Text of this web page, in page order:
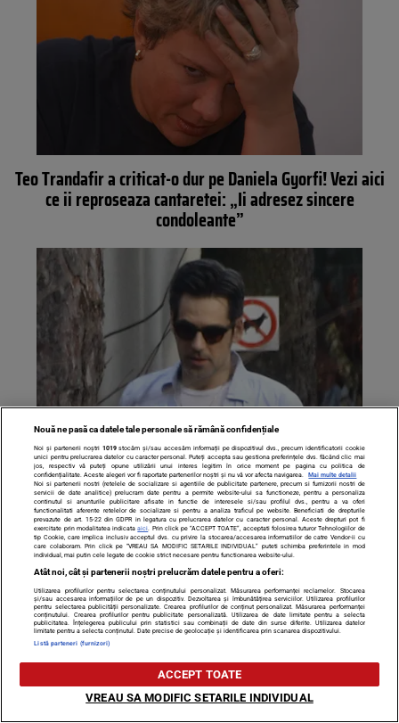
Teo Trandafir a criticat-o dur pe Daniela Gyorfi! Vezi aici
ce ii reproseaza cantaretei: „Ii adresez sincere
condoleante”
Declaraţii cutremurătoare despre Ştefan Bănică Jr: „I-am
cerut bani pentru un parastas, dar a zis că morţii nu
mănâncă. Nu a dat”
Nouă ne pasă ca datele tale personale să rămână confidențiale
Noi și partenerii noștri 1019stocăm și/sau accesăm informații pe dispozitivul dvs., precum identificatorii cookie
unici pentru prelucrarea datelor cu caracter personal. Puteți accepta sau gestiona preferințele dvs. făcând clic mai
jos, respectiv vă puteți opune utilizării unui interes legitim în orice moment pe pagina cu politica de
confidențialitate. Aceste alegeri vor fi raportate partenerilor noștri și nu vă vor afecta navigarea.
Mai multe detalii
Noi si partenerii nostri (retelele de socializare si agentiile de publicitate partenere, precum si furnizorii nostri de
servicii de date analitice) prelucram date pentru a permite website-ului sa functioneze, pentru a personaliza
continutul si anunturile publicitare afisate in functie de interesele si/sau profilul dvs., pentru a va oferi
functionalitati aferente retelelor de socializare si pentru a analiza traficul pe website. Beneficiati de drepturile
prevazute de art. 15-22 din GDPR in legatura cu prelucrarea datelor cu caracter personal. Aceste drepturi pot fi
exercitate prin modalitatea indicataaici . Prin click pe “ACCEPT TOATE”, acceptati folosirea tuturor Tehnologiilor de
tip Cookie, care implica inclusiv acceptul dvs. cu privire la stocarea/accesarea informatiilor de catre Vendor-ii cu
care colaboram. Prin click pe “VREAU SA MODIFIC SETARILE INDIVIDUAL” puteti schimba preferintele in mod
individual, mai putin cele legate de cookie strict necesare pentru functionarea website-ului.
Atât noi, cât și partenerii noștri prelucrăm datele pentru a oferi:
Utilizarea profilurilor pentru selectarea conținutului personalizat. Măsurarea performanței reclamelor. Stocarea
și/sau accesarea informațiilor de pe un dispozitiv. Dezvoltarea și îmbunătățirea serviciilor. Utilizarea profilurilor
pentru selectarea publicității personalizate. Crearea profilurilor de conținut personalizat. Măsurarea performanței
conținutului. Crearea profilurilor pentru publicitate personalizată. Utilizarea de date limitate pentru a selecta
publicitatea. Înțelegerea publicului prin statistici sau combinații de date din surse diferite. Utilizarea datelor
limitate pentru a selecta conținutul. Date precise de geolocație și identificarea prin scanarea dispozitivului.
Listă parteneri (furnizori)
ACCEPT TOATE
VREAU SA MODIFIC SETARILE INDIVIDUAL